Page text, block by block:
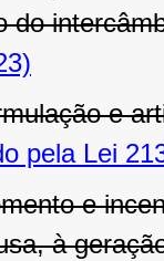
do
e
pela Lei
e
à